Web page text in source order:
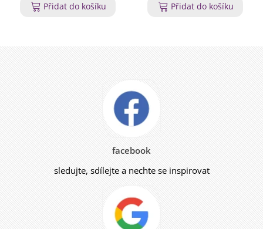
Přidat do košíku
Přidat do košíku
facebook
sledujte, sdílejte a nechte se inspirovat